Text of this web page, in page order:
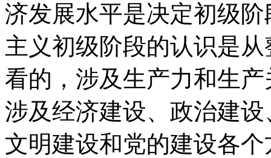
济发展水平是决定初级
主义初级阶段的认识是
看的，涉及生产力和生
涉及经济建设、政治建
文明建设和党的建设各